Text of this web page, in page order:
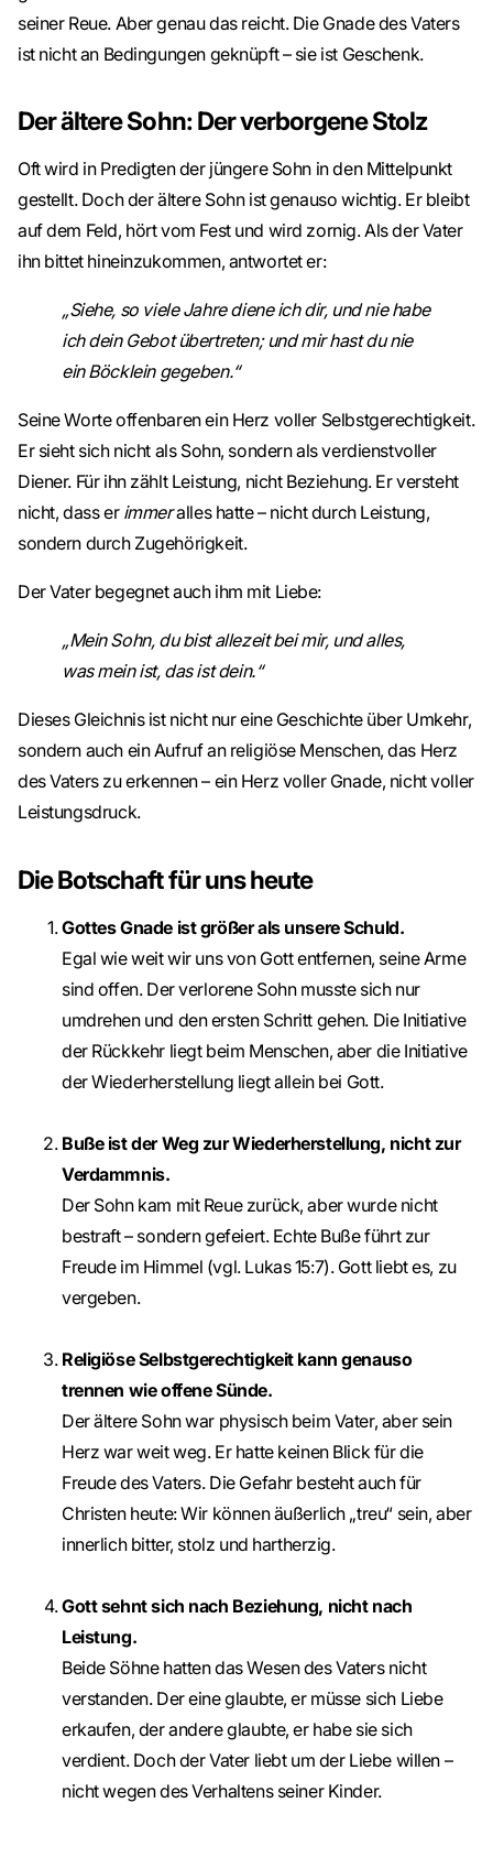
seiner Reue. Aber genau das reicht. Die Gnade des Vaters
ist nicht an Bedingungen geknüpft – sie ist Geschenk.
Der ältere Sohn: Der verborgene Stolz
Oft wird in Predigten der jüngere Sohn in den Mittelpunkt
gestellt. Doch der ältere Sohn ist genauso wichtig. Er bleibt
auf dem Feld, hört vom Fest und wird zornig. Als der Vater
ihn bittet hineinzukommen, antwortet er:
„Siehe, so viele Jahre diene ich dir, und nie habe
ich dein Gebot übertreten; und mir hast du nie
ein Böcklein gegeben.“
Seine Worte offenbaren ein Herz voller Selbstgerechtigkeit.
Er sieht sich nicht als Sohn, sondern als verdienstvoller
Diener. Für ihn zählt Leistung, nicht Beziehung. Er versteht
nicht, dass er immeralles hatte – nicht durch Leistung,
sondern durch Zugehörigkeit.
Der Vater begegnet auch ihm mit Liebe:
„Mein Sohn, du bist allezeit bei mir, und alles,
was mein ist, das ist dein.“
Dieses Gleichnis ist nicht nur eine Geschichte über Umkehr,
sondern auch ein Aufruf an religiöse Menschen, das Herz
des Vaters zu erkennen – ein Herz voller Gnade, nicht voller
Leistungsdruck.
Die Botschaft für uns heute
Gottes Gnade ist größer als unsere Schuld.
Egal wie weit wir uns von Gott entfernen, seine Arme
sind offen. Der verlorene Sohn musste sich nur
umdrehen und den ersten Schritt gehen. Die Initiative
der Rückkehr liegt beim Menschen, aber die Initiative
der Wiederherstellung liegt allein bei Gott.
Buße ist der Weg zur Wiederherstellung, nicht zur
Verdammnis.
Der Sohn kam mit Reue zurück, aber wurde nicht
bestraft – sondern gefeiert. Echte Buße führt zur
Freude im Himmel (vgl. Lukas 15:7). Gott liebt es, zu
vergeben.
Religiöse Selbstgerechtigkeit kann genauso
trennen wie offene Sünde.
Der ältere Sohn war physisch beim Vater, aber sein
Herz war weit weg. Er hatte keinen Blick für die
Freude des Vaters. Die Gefahr besteht auch für
Christen heute: Wir können äußerlich „treu“ sein, aber
innerlich bitter, stolz und hartherzig.
Gott sehnt sich nach Beziehung, nicht nach
Leistung.
Beide Söhne hatten das Wesen des Vaters nicht
verstanden. Der eine glaubte, er müsse sich Liebe
erkaufen, der andere glaubte, er habe sie sich
verdient. Doch der Vater liebt um der Liebe willen –
nicht wegen des Verhaltens seiner Kinder.